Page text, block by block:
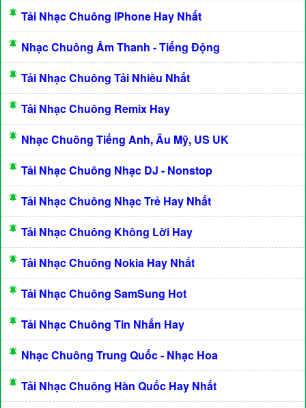
Tải Nhạc Chuông IPhone Hay Nhất
Nhạc Chuông Âm Thanh - Tiếng Động
Tải Nhạc Chuông Tải Nhiều Nhất
Tải Nhạc Chuông Remix Hay
Nhạc Chuông Tiếng Anh, Âu Mỹ, US UK
Tải Nhạc Chuông Nhạc DJ - Nonstop
Tải Nhạc Chuông Nhạc Trẻ Hay Nhất
Tải Nhạc Chuông Không Lời Hay
Tải Nhạc Chuông Nokia Hay Nhất
Tải Nhạc Chuông SamSung Hot
Tải Nhạc Chuông Tin Nhắn Hay
Nhạc Chuông Trung Quốc - Nhạc Hoa
Tải Nhạc Chuông Hàn Quốc Hay Nhất